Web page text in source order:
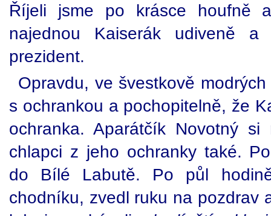
Říjeli jsme po krásce houfně
najednou Kaiserák udiveně
prezident.
Opravdu, ve švestkově
s ochrankou a pochopitelně, že
ochranka. Aparátčík Novotný
chlapci z jeho ochranky také.
do Bílé Labutě. Po půl
chodníku, zvedl ruku na pozdrav